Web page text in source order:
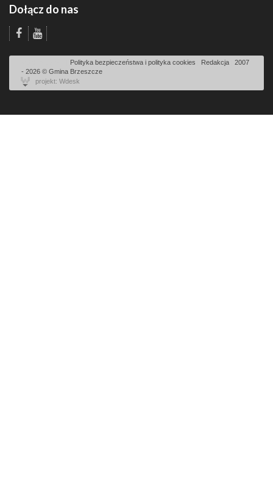
Dołącz do nas
Polityka bezpieczeństwa i polityka cookies Redakcja
2007
- 2026 © Gmina Brzeszcze
projekt: Wdesk